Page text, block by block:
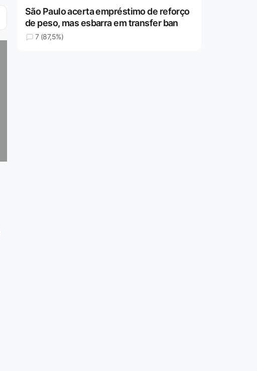
São Paulo acerta empréstimo de reforço
de peso, mas esbarra em transfer ban
7 (87,5%)